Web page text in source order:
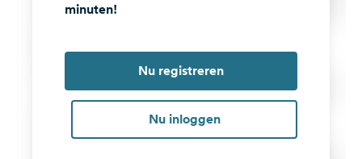
minuten!
Nu registreren
Nu inloggen